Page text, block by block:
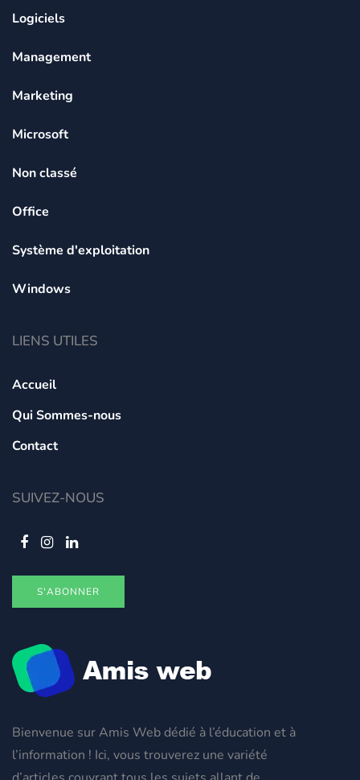
Bienvenue sur Amis Web dédié à l’éducation et à
l’information ! Ici, vous trouverez une variété
Logiciels
Management
Marketing
Microsoft
Non classé
Office
Système d'exploitation
Windows
LIENS UTILES
Accueil
Qui Sommes-nous
Contact
SUIVEZ-NOUS
S'ABONNER